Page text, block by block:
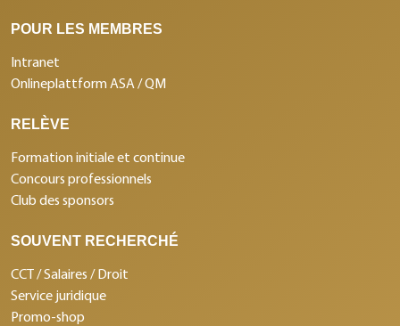
POUR LES MEMBRES
Intranet
Onlineplattform ASA / QM
RELÈVE
Formation initiale et continue
Concours professionnels
Club des sponsors
SOUVENT RECHERCHÉ
CCT / Salaires / Droit
Service juridique
Promo-shop